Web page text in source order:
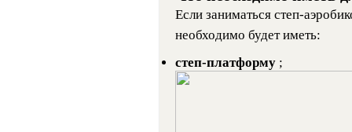
Если заниматься степ-
необходимо будет иметь:
степ-платформу ;